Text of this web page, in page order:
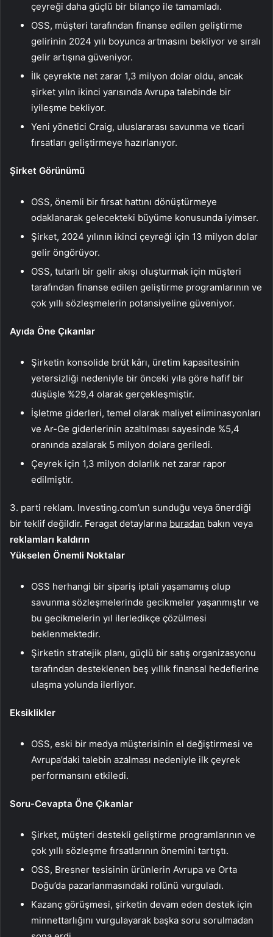
çeyreği daha güçlü bir bilanço ile tamamladı.
OSS, müşteri tarafından finanse edilen geliştirme
gelirinin 2024 yılı boyunca artmasını bekliyor ve sıralı
gelir artışına güveniyor.
İlk çeyrekte net zarar 1,3 milyon dolar oldu, ancak
şirket yılın ikinci yarısında Avrupa talebinde bir
iyileşme bekliyor.
Yeni yönetici Craig, uluslararası savunma ve ticari
fırsatları geliştirmeye hazırlanıyor.
Şirket Görünümü
OSS, önemli bir fırsat hattını dönüştürmeye
odaklanarak gelecekteki büyüme konusunda iyimser.
Şirket, 2024 yılının ikinci çeyreği için 13 milyon dolar
gelir öngörüyor.
OSS, tutarlı bir gelir akışı oluşturmak için müşteri
tarafından finanse edilen geliştirme programlarının ve
çok yıllı sözleşmelerin potansiyeline güveniyor.
Ayıda Öne Çıkanlar
Şirketin konsolide brüt kârı, üretim kapasitesinin
yetersizliği nedeniyle bir önceki yıla göre hafif bir
düşüşle %29,4 olarak gerçekleşmiştir.
İşletme giderleri, temel olarak maliyet eliminasyonları
ve Ar-Ge giderlerinin azaltılması sayesinde %5,4
oranında azalarak 5 milyon dolara geriledi.
Çeyrek için 1,3 milyon dolarlık net zarar rapor
edilmiştir.
3. parti reklam. Investing.com’un sunduğu veya önerdiği
bir teklif değildir. Feragat detaylarına buradan bakın veya
reklamları kaldırın
Yükselen Önemli Noktalar
OSS herhangi bir sipariş iptali yaşamamış olup
savunma sözleşmelerinde gecikmeler yaşanmıştır ve
bu gecikmelerin yıl ilerledikçe çözülmesi
beklenmektedir.
Şirketin stratejik planı, güçlü bir satış organizasyonu
tarafından desteklenen beş yıllık finansal hedeflerine
ulaşma yolunda ilerliyor.
Eksiklikler
OSS, eski bir medya müşterisinin el değiştirmesi ve
Avrupa’daki talebin azalması nedeniyle ilk çeyrek
performansını etkiledi.
Soru-Cevapta Öne Çıkanlar
Şirket, müşteri destekli geliştirme programlarının ve
çok yıllı sözleşme fırsatlarının önemini tartıştı.
OSS, Bresner tesisinin ürünlerin Avrupa ve Orta
Doğu’da pazarlanmasındaki rolünü vurguladı.
Kazanç görüşmesi, şirketin devam eden destek için
minnettarlığını vurgulayarak başka soru sorulmadan